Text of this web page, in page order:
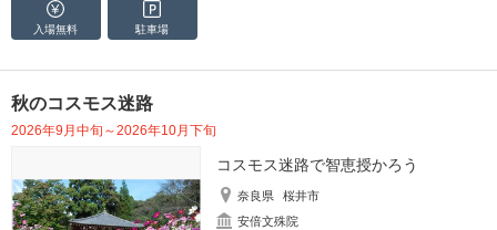
入場無料 駐車場
秋のコスモス迷路
2026年9月中旬～2026年10月下旬
コスモス迷路で智恵授かろう
奈良県
桜井市
安倍文殊院